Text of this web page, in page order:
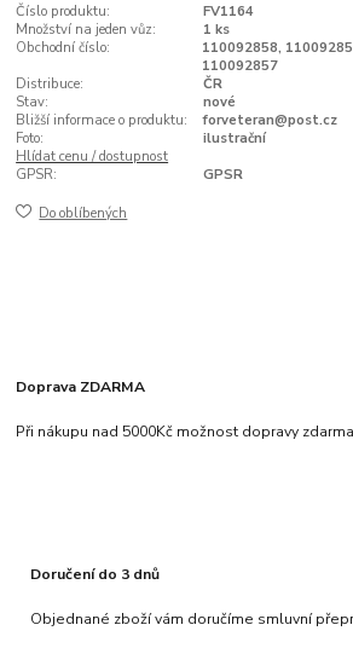
Číslo produktu:
FV1164
Množství na jeden vůz:
1 ks
Obchodní číslo:
110092858,
110092857
Distribuce:
ČR
Stav:
nové
Bližší informace o produktu:
forveteran@post.cz
Foto:
ilustrační
Hlídat cenu / dostupnost
GPSR:
GPSR
Do oblíbených
Doprava ZDARMA
Při nákupu nad 5000Kč možnost dopravy
Doručení do 3 dnů
Objednané zboží vám doručíme smluvní